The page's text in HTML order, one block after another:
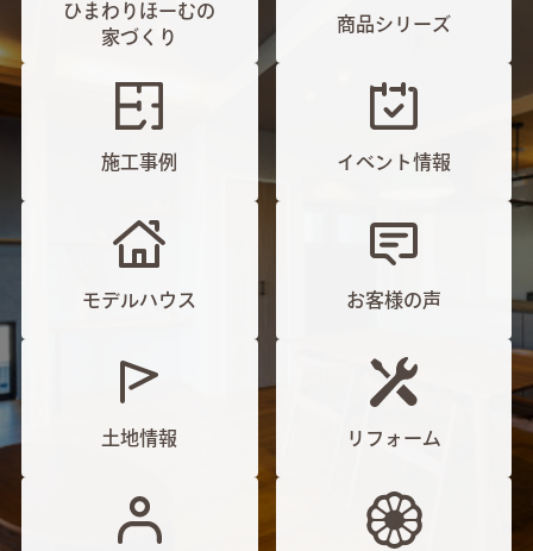
ひまわりほーむの
家づくり
商品シリーズ
施工事例 イベント情報
モデルハウス お客様の声
土地情報 リフォーム